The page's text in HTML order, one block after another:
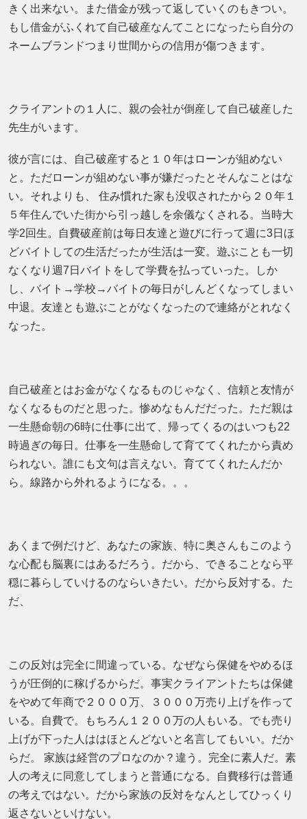
きく出来ない。また借金が残って返していくのもきつい。
もし借金がふくれて自己破産なんてことになったら自分の
ネームブランドつまり世間からの信用が傷つきます。
クライアントの１人に、親の会社が倒産して自己破産した
先生がいます。
彼が言には、自己破産すると１０年はローンが組めない
と。ただローンが組めない事が嫌だったとそんなことはな
い。それよりも、 住み慣れた家も没収されたから２０年１
５年住んでいた街から引っ越しを余儀なくされる。当時大
学2回生。自費破産前は毎日友達と遊びに行って週に3日ほ
どバイトしての生活だったが生活は一変。遊ぶことも一切
なくなり週7日バイトをして学費を払っていった。しか
し、バイト→学校→バイトの毎日がしんどくなってしまい
中退。友達とも遊ぶことがなくなったので連絡がとれなく
なった。
自己破産とはお金がなくなるものじゃなく、信頼と友情が
なくなるものだと思った。惨めなもんだだった。ただ親は
一生懸命朝の6時に仕事に出て、帰ってくるのはいつも22
時過ぎの毎日。仕事を一生懸命して育ててくれたから責め
られない。誰にも文句は言えない。育ててくれたんだか
ら。線路から外れるようになる。。。
あくまで例だけど、あなたの家族、特に奥さんもこのよう
な心配も脳裏にはあるだろう。だから、できることなら平
穏に暮らしていけるのならいきたい。だから反対する。た
だ、
この反対は完全に間違っている。なぜなら保健をやめるほ
うが圧倒的に稼げるからだ。事実クライアントたちは保健
をやめて年商で２０００万、３０００万売り上げを作って
いる。自費で。もちろん１２００万の人もいる。でも売り
上げが下った人ははほとんどないと名言してもいい。だか
らだ。 家族は経営のプロなのか？違う。完全に素人だ。素
人の考えに同意してしまうと普通になる。自費移行は普通
の考えではない。だから家族の反対をなんとしてひっくり
返さないといけない。